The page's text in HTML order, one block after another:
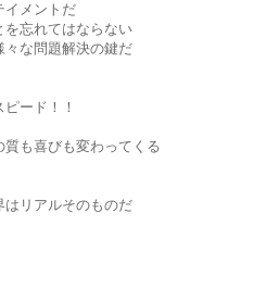
イメントだ
を忘れてはならない
々な問題解決の鍵だ
ード！！
質も喜びも変わってくる
はリアルそのものだ